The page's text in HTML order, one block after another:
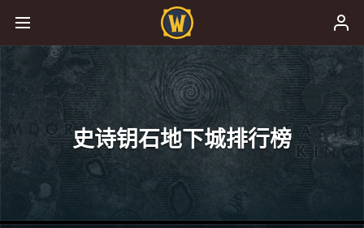
史诗钥石地下城排行榜